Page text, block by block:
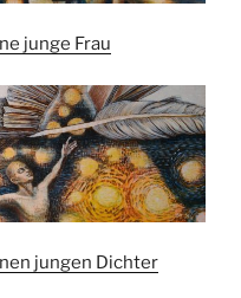
junge Frau
jungen Dichter